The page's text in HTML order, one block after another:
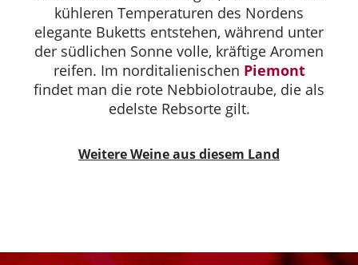
kühleren Temperaturen des Nordens
elegante Buketts entstehen, während unter
der südlichen Sonne volle, kräftige Aromen
reifen. Im norditalienischen Piemont
findet man die rote Nebbiolotraube, die als
edelste Rebsorte gilt.
Weitere Weine aus diesem Land